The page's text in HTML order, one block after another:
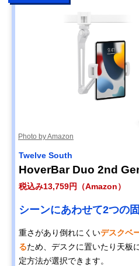
Photo by Amazon
Twelve South
HoverBar Duo 2nd
税込み13,759円（Amazon）
シーンにあわせて2つの
重さがあり倒れにくいデスクベ
るため、デスクに置いたり天板
定方法が選択できます。